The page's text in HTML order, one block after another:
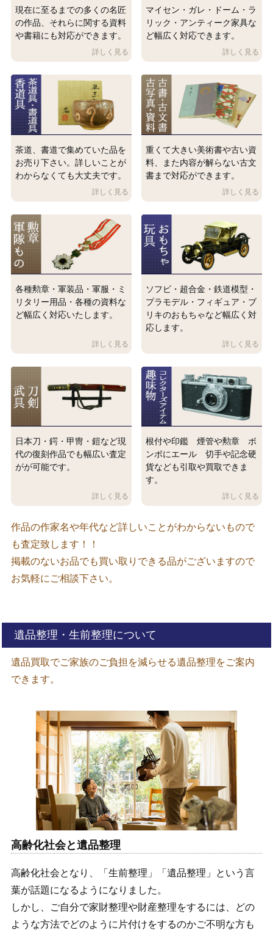
現在に至るまでの多くの名匠
の作品、それらに関する資料
や書籍にも対応ができます。
マイセン・ガレ・ドーム・ラ
リック・アンティーク家具な
ど幅広く対応できます。
茶道、書道で集めていた品を
お売り下さい。詳しいことが
わからなくても大丈夫です。
重くて大きい美術書や古い資
料、また内容が解らない古文
書まで対応ができます。
各種勲章・軍装品・軍服・ミ
リタリー用品・各種の資料な
ど幅広く対応いたします。
ソフビ・超合金・鉄道模型・
プラモデル・フィギュア・ブ
リキのおもちゃなど幅広く対
応します。
日本刀・鍔・甲冑・鎧など現
代の復刻作品でも幅広い査定
がが可能です。
根付や印鑑 煙管や勲章 ボ
ンボにエール 切手や記念硬
貨なども引取や買取できま
す。
作品の作家名や年代など詳しいことがわからないもので
も査定致します！！
掲載のないお品でも買い取りできる品がございますので
お気軽にご相談下さい。
遺品整理・生前整理について
遺品買取でご家族のご負担を減らせる遺品整理をご案内
できます。
高齢化社会と遺品整理
高齢化社会となり、「生前整理」「遺品整理」という言
葉が話題になるようになりました。
しかし、ご自分で家財整理や財産整理をするには、どの
ような方法でどのように片付けをするのかご不明な方も